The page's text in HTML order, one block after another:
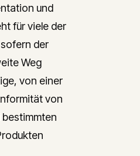
und
für viele der
der
Weg
von einer
von